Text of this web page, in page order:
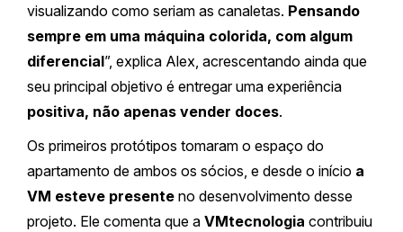
visualizando como seriam as canaletas. Pensando
sempre em uma máquina colorida, com algum
diferencial”, explica Alex, acrescentando ainda que
seu principal objetivo é entregar uma experiência
positiva, não apenas vender doces.
Os primeiros protótipos tomaram o espaço do
apartamento de ambos os sócios, e desde o início a
VM esteve presente no desenvolvimento desse
projeto. Ele comenta que a VMtecnologia contribuiu